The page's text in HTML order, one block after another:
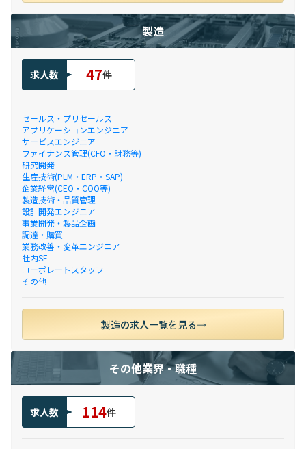
製造
求人数 47件
セールス・プリセールス
アプリケーションエンジニア
サービスエンジニア
ファイナンス管理(CFO・財務等)
研究開発
生産技術(PLM・ERP・SAP)
企業経営(CEO・COO等)
製造技術・品質管理
設計開発エンジニア
事業開発・製品企画
調達・購買
業務改善・変革エンジニア
社内SE
コーポレートスタッフ
その他
製造の求人一覧を見る
その他業界・職種
求人数 114件